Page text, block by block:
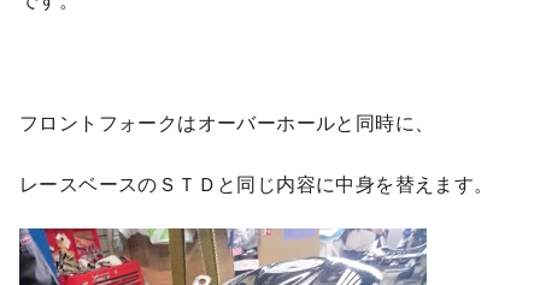
フロントフォークはオーバーホールと同時に、
レースベースのＳＴＤと同じ内容に中身を替えます。